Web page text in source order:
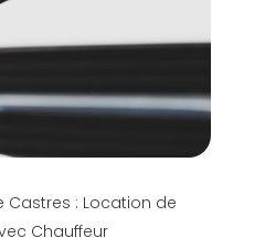
Castres : Location de
Chauffeur